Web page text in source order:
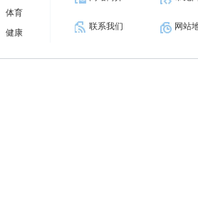
体育
健康
联系我们 网站